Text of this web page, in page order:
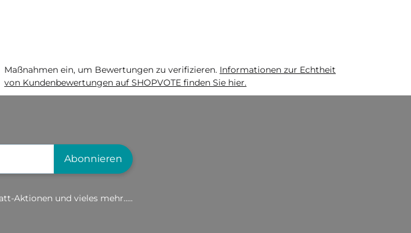
Maßnahmen ein, um Bewertungen zu verifizieren. Informationen zur Echtheit
von Kundenbewertungen auf SHOPVOTE finden Sie hier.
Abonnieren
Aktionen und vieles mehr.....